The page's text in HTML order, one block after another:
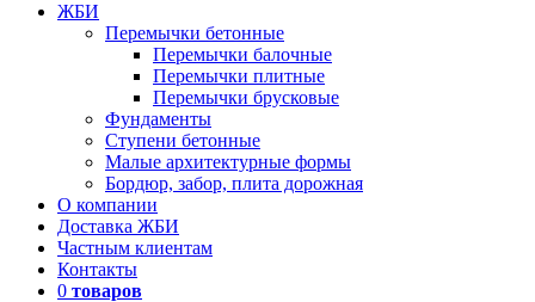
ЖБИ
Перемычки бетонные
Перемычки балочные
Перемычки плитные
Перемычки брусковые
Фундаменты
Ступени бетонные
Малые архитектурные формы
Бордюр, забор, плита дорожная
О компании
Доставка ЖБИ
Частным клиентам
Контакты
0 товаров